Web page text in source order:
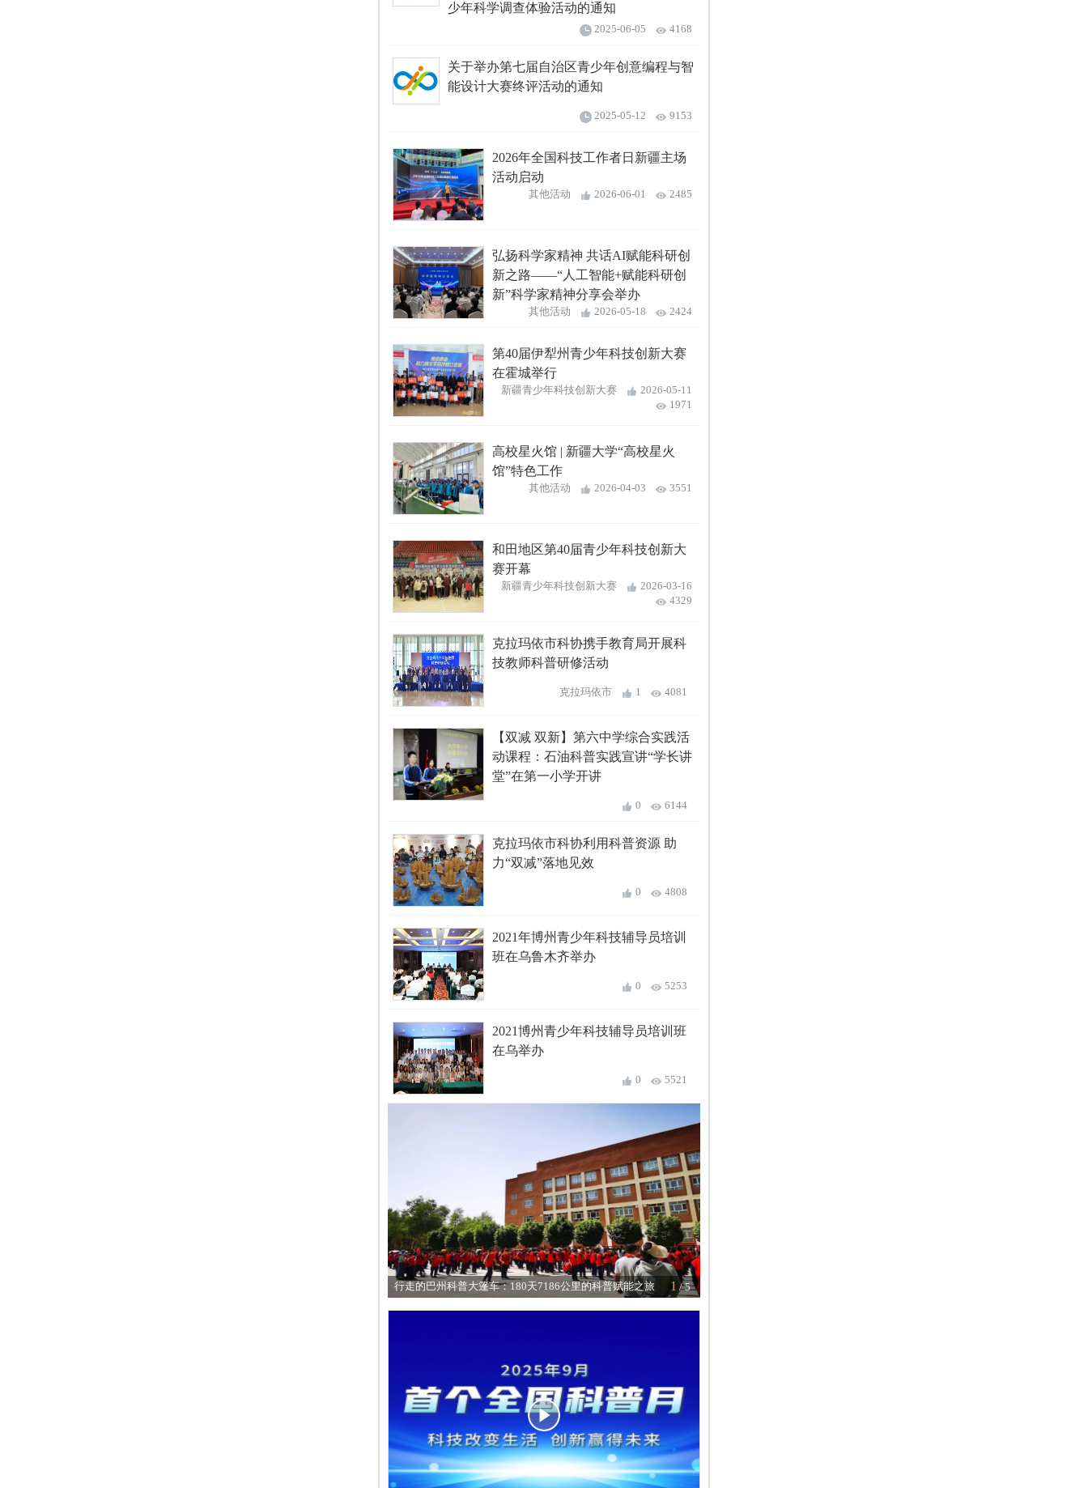
少年科学调查体验活动的通知
2025-06-05 4168
关于举办第七届自治区青少年创意编程与智
能设计大赛终评活动的通知
2025-05-12 9153
2026年全国科技工作者日新疆主场
活动启动
其他活动 2026-06-01 2485
弘扬科学家精神 共话AI赋能科研创
新之路——“人工智能+赋能科研创
新”科学家精神分享会举办
其他活动 2026-05-18 2424
第40届伊犁州青少年科技创新大赛
在霍城举行
新疆青少年科技创新大赛
2026-05-11
1971
高校星火馆 | 新疆大学“高校星火
馆”特色工作
其他活动 2026-04-03 3551
和田地区第40届青少年科技创新大
赛开幕
新疆青少年科技创新大赛
2026-03-16
4329
克拉玛依市科协携手教育局开展科
技教师科普研修活动
克拉玛依市 1 4081
【双减 双新】第六中学综合实践活
动课程：石油科普实践宣讲“学长讲
堂”在第一小学开讲
0 6144
克拉玛依市科协利用科普资源 助
力“双减”落地见效
0 4808
2021年博州青少年科技辅导员培训
班在乌鲁木齐举办
0 5253
2021博州青少年科技辅导员培训班
在乌举办
0 5521
行走的巴州科普大篷车：180天7186公里的科普赋能之旅 1 / 5